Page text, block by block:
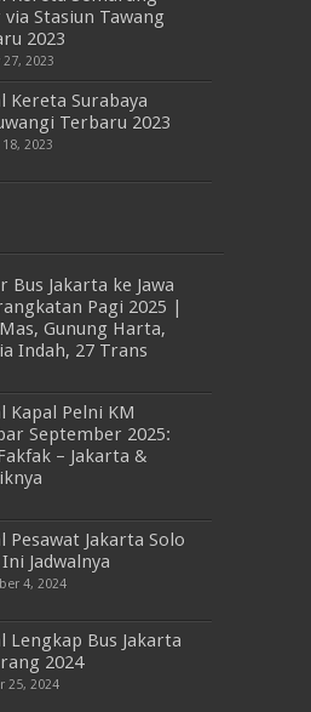
Stasiun Tawang
2023
27, 2023
Kereta Surabaya
Terbaru 2023
2023
Bus Jakarta ke Jawa
Pagi 2025 |
Gunung Harta,
Indah, 27 Trans
Kapal Pelni KM
September 2025:
– Jakarta &
Pesawat Jakarta Solo
Jadwalnya
4, 2024
Lengkap Bus Jakarta
2024
25, 2024